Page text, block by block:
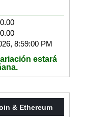
8:59:00 PM
estará
& Ethereum